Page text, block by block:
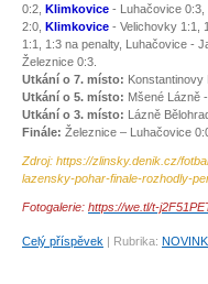
0:2, Klimkovice - Luhačovice
2:0, Klimkovice - Velichovky 1:1,
1:1, 1:3 na penalty, Luhačovice -
Železnice 0:3.
Utkání o 7. místo: Konstantinovy
Utkání o 5. místo: Mšené Lázně -
Utkání o 3. místo: Lázně
Finále: Železnice – Luhačovice
Zdroj: https://zlinsky.denik.cz/
lazensky-pohar-finale-rozhodly-
Fotogalerie: https://we.tl/t-
Celý příspěvek | Rubrika: